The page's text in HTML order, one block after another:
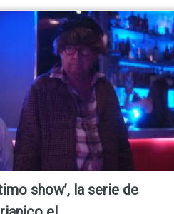
show’, la serie de